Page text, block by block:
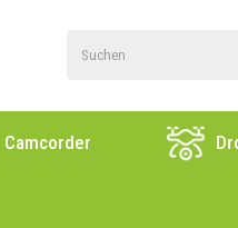
Camcorder